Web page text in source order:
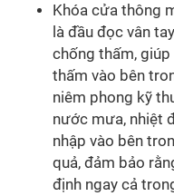
Khóa cửa thông
là đầu đọc vân
chống thấm,
thấm vào bên
niêm phong kỹ
nước mưa, nhiệt
nhập vào bên
quả, đảm bảo
định ngay cả